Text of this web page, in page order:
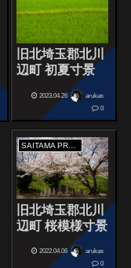
旧北埼玉郡北川
辺町 初夏寸景
2023.04.26
arukas
0
旧北埼玉郡北川
辺町 桜模様寸景
2022.04.06
arukas
0